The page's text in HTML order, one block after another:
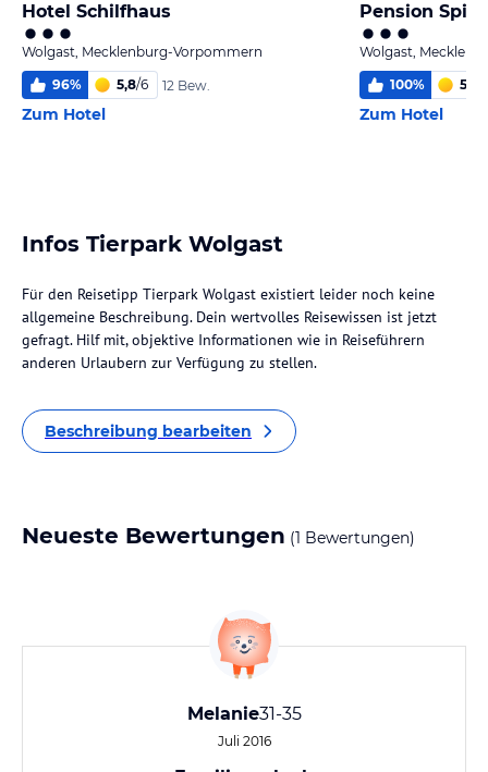
Hotel Schilfhaus
Wolgast, Mecklenburg-Vorpommern
96% 5,8/6 12 Bew.
Zum Hotel
Pension
Wolgast,
100% 5,5
Zum Hotel
Infos Tierpark Wolgast
Für den Reisetipp Tierpark Wolgast existiert leider noch keine
allgemeine Beschreibung. Dein wertvolles Reisewissen ist jetzt
gefragt. Hilf mit, objektive Informationen wie in Reiseführern
anderen Urlaubern zur Verfügung zu stellen.
Beschreibung bearbeiten
Neueste Bewertungen (1 Bewertungen)
Melanie31-35
Juli 2016